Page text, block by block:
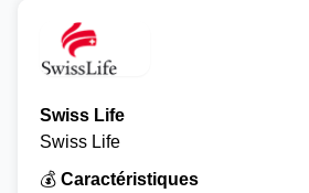
Swiss Life
Swiss Life
💰 Caractéristiques